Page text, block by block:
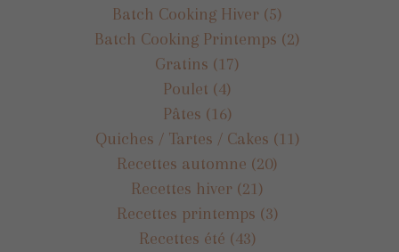
Batch Cooking Hiver (5)
Batch Cooking Printemps (2)
Gratins (17)
Poulet (4)
Pâtes (16)
Quiches / Tartes / Cakes (11)
Recettes automne (20)
Recettes hiver (21)
Recettes printemps (3)
Recettes été (43)